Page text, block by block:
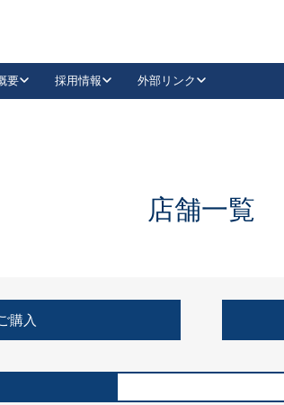
抗ウイルス・抗菌製品
要 採用情報 外部リンク
LinkedIn
住宅使用部材標準化推進協議会
店舗一覧
購入